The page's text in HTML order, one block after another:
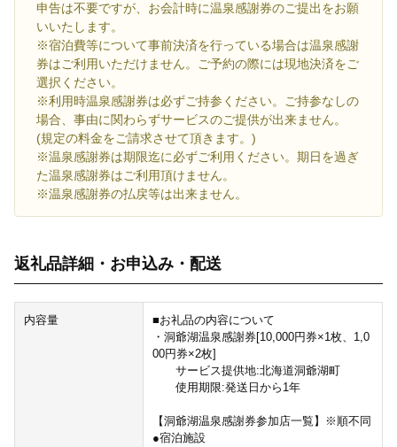
申告は不要ですが、お会計時に温泉感謝券のご提出をお願
いいたします。
※宿泊費等について事前決済を行っている場合は温泉感謝
券はご利用いただけません。ご予約の際には現地決済をご
選択ください。
※利用時温泉感謝券は必ずご持参ください。ご持参なしの
場合、事由に関わらずサービスのご提供が出来ません。
(規定の料金をご請求させて頂きます。)
※温泉感謝券は期限迄に必ずご利用ください。期日を過ぎ
た温泉感謝券はご利用頂けません。
※温泉感謝券の払戻等は出来ません。
返礼品詳細・お申込み・配送
内容量
■お礼品の内容について
・洞爺湖温泉感謝券[10,000円券×1枚、1,0
00円券×2枚]
サービス提供地:北海道洞爺湖町
使用期限:発送日から1年
【洞爺湖温泉感謝券参加店一覧】※順不同
●宿泊施設